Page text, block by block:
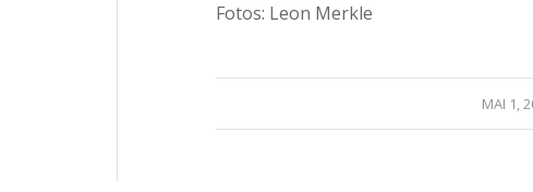
Fotos: Leon Merkle
MAI 1,
/